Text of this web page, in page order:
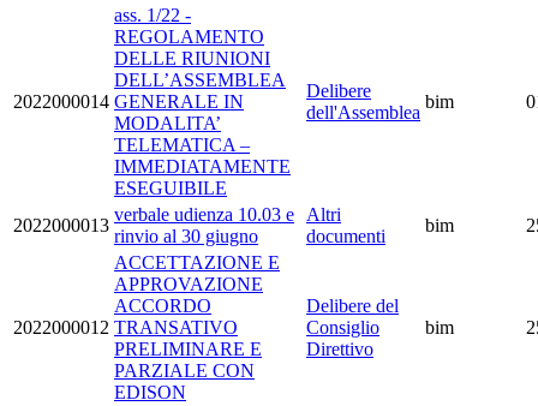
2022000014
ass. 1/22 -
REGOLAMENTO
DELLE RIUNIONI
DELL’ASSEMBLEA
GENERALE IN
MODALITA’
TELEMATICA –
IMMEDIATAMENTE
ESEGUIBILE
Delibere
dell'Assemblea
bim
2022000013
verbale udienza 10.03 e
rinvio al 30 giugno
Altri
documenti
bim
2022000012
ACCETTAZIONE E
APPROVAZIONE
ACCORDO
TRANSATIVO
PRELIMINARE E
PARZIALE CON
EDISON
Delibere del
Consiglio
Direttivo
bim